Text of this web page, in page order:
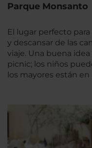
Parque Monsanto
El lugar perfecto
y descansar de las
viaje. Una buena
picnic; los niños
los mayores están en